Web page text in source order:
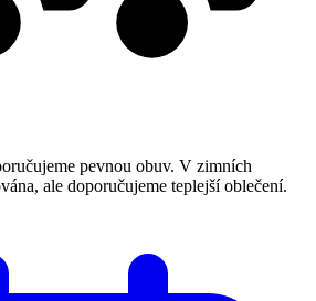
pevnou obuv. V zimních
ale doporučujeme teplejší oblečení.